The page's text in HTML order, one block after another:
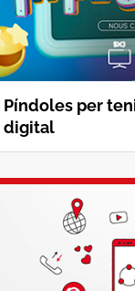
Píndoles per
digital